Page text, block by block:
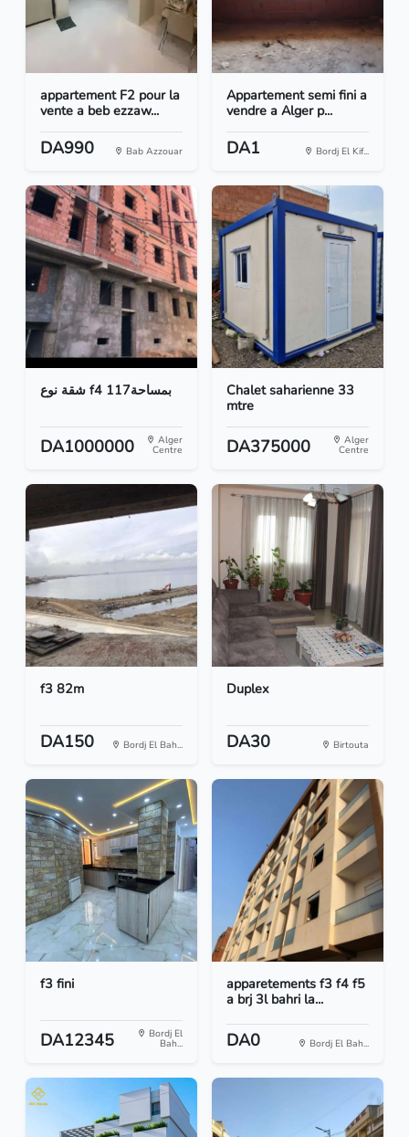
appartement F2 pour la
vente a beb ezzaw...
DA990 Bab Azzouar
Appartement semi fini a
vendre a Alger p...
DA1 Bordj El Kif...
شقة نوع f4 بمساحة117
DA1000000 Alger
Centre
Chalet saharienne 33
mtre
DA375000 Alger
Centre
f3 82m
DA150 Bordj El Bah...
Duplex
DA30 Birtouta
f3 fini
DA12345 Bordj El
Bah...
apparetements f3 f4 f5
a brj 3l bahri la...
DA0 Bordj El Bah...